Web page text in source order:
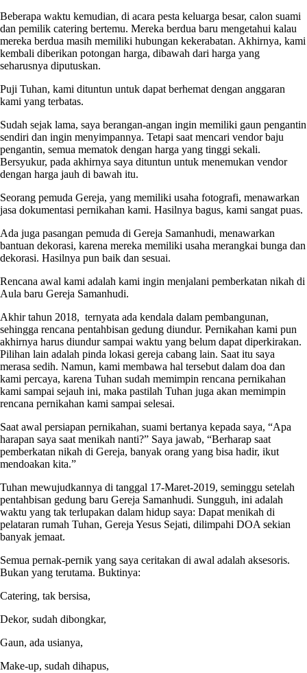
Beberapa waktu kemudian, di acara pesta keluarga besar, calon suami
dan pemilik catering bertemu. Mereka berdua baru mengetahui kalau
mereka berdua masih memiliki hubungan kekerabatan. Akhirnya, kami
kembali diberikan potongan harga, dibawah dari harga yang
seharusnya diputuskan.
Puji Tuhan, kami dituntun untuk dapat berhemat dengan anggaran
kami yang terbatas.
Sudah sejak lama, saya berangan-angan ingin memiliki gaun pengantin
sendiri dan ingin menyimpannya. Tetapi saat mencari vendor baju
pengantin, semua mematok dengan harga yang tinggi sekali.
Bersyukur, pada akhirnya saya dituntun untuk menemukan vendor
dengan harga jauh di bawah itu.
Seorang pemuda Gereja, yang memiliki usaha fotografi, menawarkan
jasa dokumentasi pernikahan kami. Hasilnya bagus, kami sangat puas.
Ada juga pasangan pemuda di Gereja Samanhudi, menawarkan
bantuan dekorasi, karena mereka memiliki usaha merangkai bunga dan
dekorasi. Hasilnya pun baik dan sesuai.
Rencana awal kami adalah kami ingin menjalani pemberkatan nikah di
Aula baru Gereja Samanhudi.
Akhir tahun 2018, ternyata ada kendala dalam pembangunan,
sehingga rencana pentahbisan gedung diundur. Pernikahan kami pun
akhirnya harus diundur sampai waktu yang belum dapat diperkirakan.
Pilihan lain adalah pinda lokasi gereja cabang lain. Saat itu saya
merasa sedih. Namun, kami membawa hal tersebut dalam doa dan
kami percaya, karena Tuhan sudah memimpin rencana pernikahan
kami sampai sejauh ini, maka pastilah Tuhan juga akan memimpin
rencana pernikahan kami sampai selesai.
Saat awal persiapan pernikahan, suami bertanya kepada saya, “Apa
harapan saya saat menikah nanti?” Saya jawab, “Berharap saat
pemberkatan nikah di Gereja, banyak orang yang bisa hadir, ikut
mendoakan kita.”
Tuhan mewujudkannya di tanggal 17-Maret-2019, seminggu setelah
pentahbisan gedung baru Gereja Samanhudi. Sungguh, ini adalah
waktu yang tak terlupakan dalam hidup saya: Dapat menikah di
pelataran rumah Tuhan, Gereja Yesus Sejati, dilimpahi DOA sekian
banyak jemaat.
Semua pernak-pernik yang saya ceritakan di awal adalah aksesoris.
Bukan yang terutama. Buktinya:
Catering, tak bersisa,
Dekor, sudah dibongkar,
Gaun, ada usianya,
Make-up, sudah dihapus,